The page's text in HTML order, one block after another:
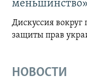
Дискуссия вокруг
защиты прав
НОВОСТИ